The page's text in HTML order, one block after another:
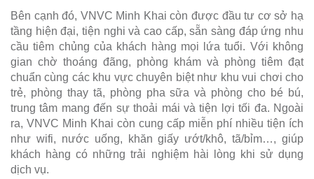
Bên cạnh đó, VNVC Minh Khai còn được đầu tư cơ sở hạ
tầng hiện đại, tiện nghi và cao cấp, sẵn sàng đáp ứng nhu
cầu tiêm chủng của khách hàng mọi lứa tuổi. Với không
gian chờ thoáng đãng, phòng khám và phòng tiêm đạt
chuẩn cùng các khu vực chuyên biệt như khu vui chơi cho
trẻ, phòng thay tã, phòng pha sữa và phòng cho bé bú,
trung tâm mang đến sự thoải mái và tiện lợi tối đa. Ngoài
ra, VNVC Minh Khai còn cung cấp miễn phí nhiều tiện ích
như wifi, nước uống, khăn giấy ướt/khô, tã/bỉm…, giúp
khách hàng có những trải nghiệm hài lòng khi sử dụng
dịch vụ.